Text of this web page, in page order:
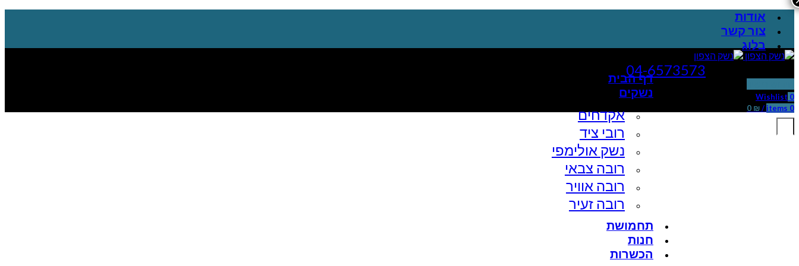
אודות
צור קשר
בלוג
04-6573573
0
Wishlist
0
items
/
0 ₪
דף הבית
נשקים
אקדחים
רובי ציד
נשק אולימפי
רובה צבאי
רובה אוויר
רובה זעיר
תחמושת
חנות
הכשרות